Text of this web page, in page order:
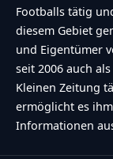
Footballs tätig
diesem Gebiet
und Eigentümer
seit 2006 auch
Kleinen Zeitung
ermöglicht es
Informationen